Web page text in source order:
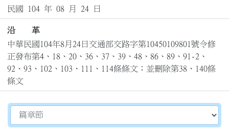
民國 104 年 08 月 24 日
沿 革
中華民國104年8月24日交通部交路字第10450109801號令修
正發布第4、18、20、36、37、39、48、86、89、91-2、
92、93、102、103、111、114條條文；並刪除第38、140條
條文
切換選擇法規資訊內容